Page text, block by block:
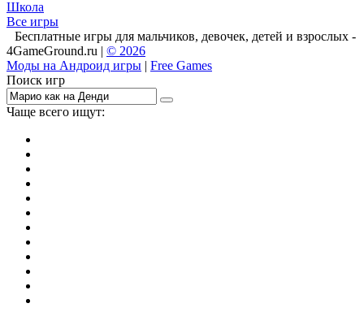
Школа
Все игры
Бесплатные игры для мальчиков, девочек, детей и взрослых -
4GameGround.ru | © 2026
Моды на Андроид игры | Free Games
Поиск игр
Чаще всего ищут: